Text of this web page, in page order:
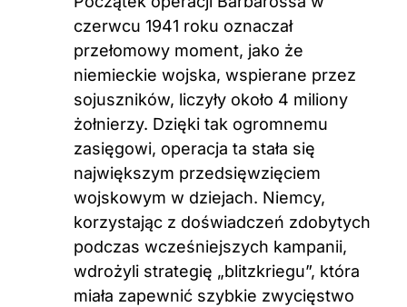
czerwcu 1941 roku oznaczał
przełomowy moment, jako że
niemieckie wojska, wspierane przez
sojuszników, liczyły około 4 miliony
żołnierzy. Dzięki tak ogromnemu
zasięgowi, operacja ta stała się
największym przedsięwzięciem
wojskowym w dziejach. Niemcy,
korzystając z doświadczeń zdobytych
podczas wcześniejszych kampanii,
wdrożyli strategię „blitzkriegu”, która
miała zapewnić szybkie zwycięstwo